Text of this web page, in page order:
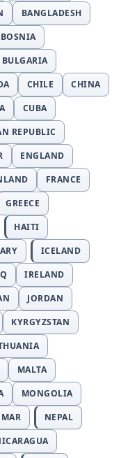
BANGLADESH
BOSNIA
BULGARIA
CHILE
CHINA
CUBA
REPUBLIC
ENGLAND
FRANCE
GREECE
HAITI
ICELAND
IRELAND
JORDAN
KYRGYZSTAN
MALTA
MONGOLIA
NEPAL